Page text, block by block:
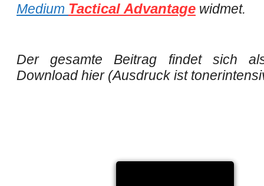
Medium Tactical Advantage widmet.
Der gesamte Beitrag findet sich
Download hier (Ausdruck ist